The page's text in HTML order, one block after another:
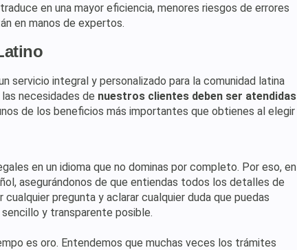
en una mayor eficiencia, menores riesgos de errores
en manos de expertos.
servicio integral y personalizado para la comunidad latina
necesidades de nuestros clientes deben ser atendidas
de los beneficios más importantes que obtienes al elegir
en un idioma que no dominas por completo. Por eso, en
asegurándonos de que entiendas todos los detalles de
pregunta y aclarar cualquier duda que puedas
y transparente posible.
es oro. Entendemos que muchas veces los trámites